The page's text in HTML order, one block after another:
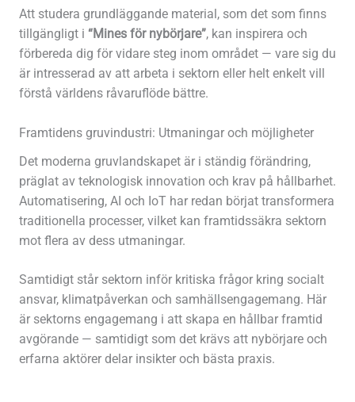
Att studera grundläggande material, som det som finns
tillgängligt i “Mines för nybörjare”, kan inspirera och
förbereda dig för vidare steg inom området — vare sig du
är intresserad av att arbeta i sektorn eller helt enkelt vill
förstå världens råvaruflöde bättre.
Framtidens gruvindustri: Utmaningar och möjligheter
Det moderna gruvlandskapet är i ständig förändring,
präglat av teknologisk innovation och krav på hållbarhet.
Automatisering, AI och IoT har redan börjat transformera
traditionella processer, vilket kan framtidssäkra sektorn
mot flera av dess utmaningar.
Samtidigt står sektorn inför kritiska frågor kring socialt
ansvar, klimatpåverkan och samhällsengagemang. Här
är sektorns engagemang i att skapa en hållbar framtid
avgörande — samtidigt som det krävs att nybörjare och
erfarna aktörer delar insikter och bästa praxis.